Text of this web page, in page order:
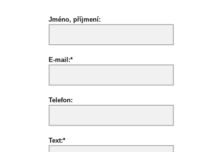
Jméno, příjmení:
E-mail:*
Telefon:
Text:*